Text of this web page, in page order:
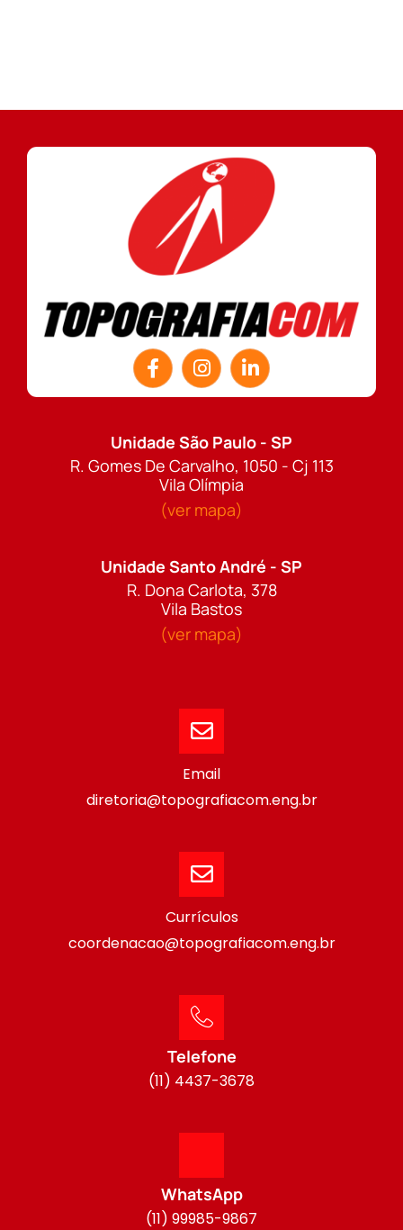
Unidade São Paulo - SP
R. Gomes De Carvalho, 1050 - Cj 113
Vila Olímpia
(ver mapa)
Unidade Santo André - SP
R. Dona Carlota, 378
Vila Bastos
(ver mapa)
Email
diretoria@topografiacom.eng.br
Currículos
coordenacao@topografiacom.eng.br
Telefone
(11) 4437-3678
WhatsApp
(11) 99985-9867